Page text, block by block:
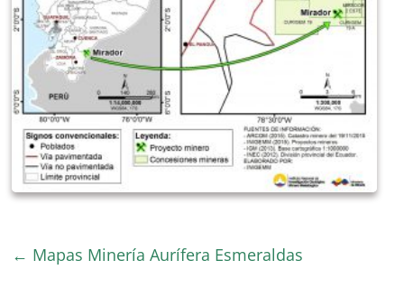
← Mapas Minería Aurífera Esmeraldas